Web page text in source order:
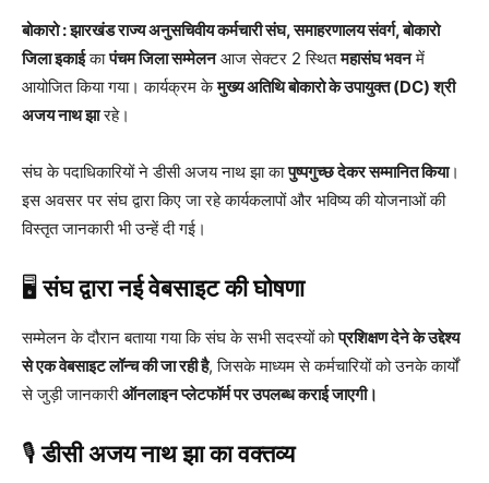
बोकारो :झारखंड राज्य अनुसचिवीय कर्मचारी संघ, समाहरणालय संवर्ग, बोकारो
जिला इकाईकापंचम जिला सम्मेलनआज सेक्टर 2 स्थितमहासंघ भवनमें
आयोजित किया गया। कार्यक्रम केमुख्य अतिथि बोकारो के उपायुक्त (DC) श्री
अजय नाथ झारहे।
संघ के पदाधिकारियों ने डीसी अजय नाथ झा कापुष्पगुच्छ देकर सम्मानित किया।
इस अवसर पर संघ द्वारा किए जा रहे कार्यकलापों और भविष्य की योजनाओं की
विस्तृत जानकारी भी उन्हें दी गई।
🖥️संघ द्वारा नई वेबसाइट की घोषणा
सम्मेलन के दौरान बताया गया कि संघ के सभी सदस्यों कोप्रशिक्षण देने के उद्देश्य
से एक वेबसाइट लॉन्च की जा रही है, जिसके माध्यम से कर्मचारियों को उनके कार्यों
से जुड़ी जानकारीऑनलाइन प्लेटफॉर्म पर उपलब्ध कराई जाएगी।
🎙️डीसी अजय नाथ झा का वक्तव्य